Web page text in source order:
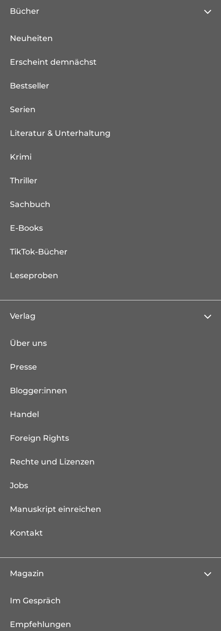
Bücher
Neuheiten
Erscheint demnächst
Bestseller
Serien
Literatur & Unterhaltung
Krimi
Thriller
Sachbuch
E-Books
TikTok-Bücher
Leseproben
Verlag
Über uns
Presse
Blogger:innen
Handel
Foreign Rights
Rechte und Lizenzen
Jobs
Manuskript einreichen
Kontakt
Magazin
Im Gespräch
Empfehlungen